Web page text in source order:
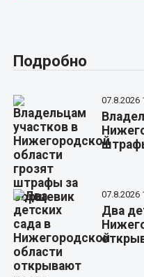
Подробно
07.8.2026
07.8.2026
Два